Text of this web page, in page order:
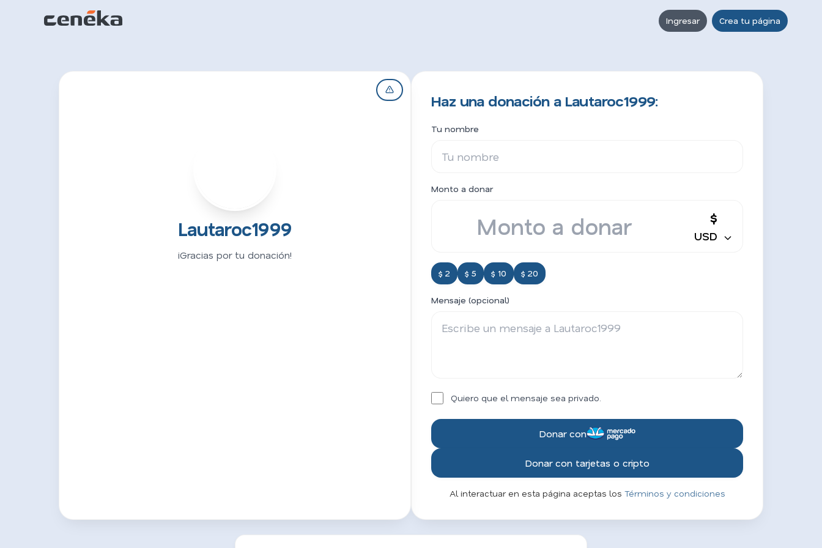
Ingresar Crea tu página
Lautaroc1999
¡Gracias por tu donación!
Haz una donación a Lautaroc1999:
Tu nombre
Monto a donar
$
USD
$ 2 $ 5 $ 10 $ 20
Mensaje (opcional)
Quiero que el mensaje sea privado.
Donar con
Donar con tarjetas o cripto
Al interactuar en esta página aceptas los Términos y condiciones